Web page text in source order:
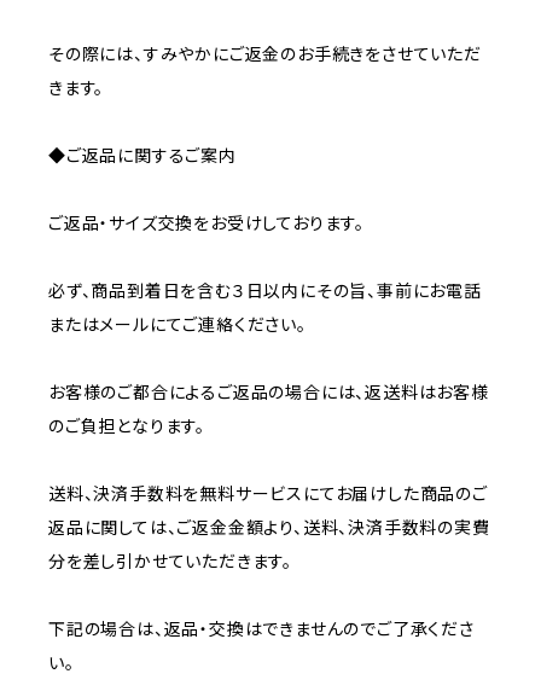
その際には、すみやかにご返金のお手続きをさせていただ
きます。
◆ご返品に関するご案内
ご返品・サイズ交換をお受けしております。
必ず、商品到着日を含む３日以内にその旨、事前にお電話
またはメールにてご連絡ください。
お客様のご都合によるご返品の場合には、返送料はお客様
のご負担となります。
送料、決済手数料を無料サービスにてお届けした商品のご
返品に関しては、ご返金金額より、送料、決済手数料の実費
分を差し引かせていただきます。
下記の場合は、返品・交換はできませんのでご了承くださ
い。